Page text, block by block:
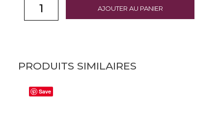
AJOUTER AU PANIER
PRODUITS SIMILAIRES
Save